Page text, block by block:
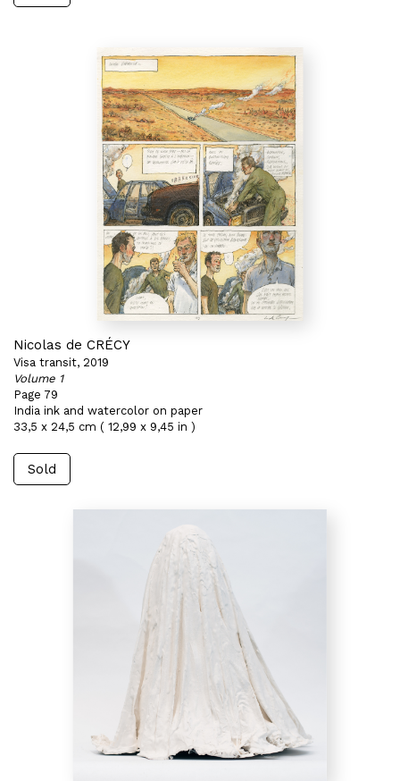
Nicolas de CRÉCY
Visa transit, 2019
Volume 1
Page 79
India ink and watercolor on paper
33,5 x 24,5 cm ( 12,99 x 9,45 in )
Sold